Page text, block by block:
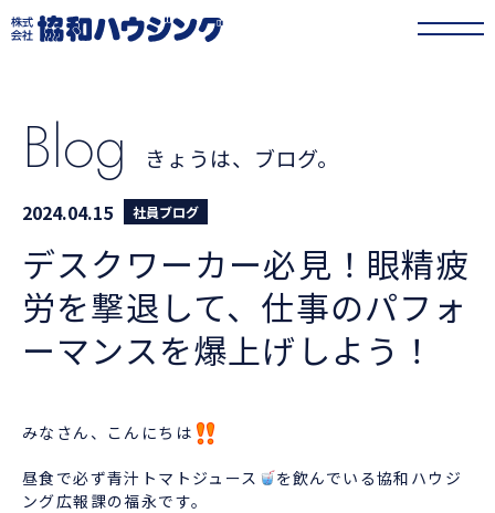
協和ハウジング >きょうは、ブログ。
して、仕事のパフォーマンスを爆上げしよう！
Blog きょうは、ブログ。
2024.04.15 社員ブログ
デスクワーカー必見！眼精疲
労を撃退して、仕事のパフォ
ーマンスを爆上げしよう！
みなさん、こんにちは
昼食で必ず青汁トマトジュース
を飲んでいる協和ハウジ
ング広報課の福永です。